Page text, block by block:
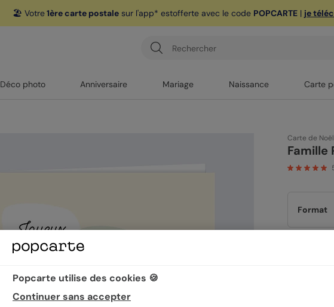
🏖️ Votre1ère carte postalesur l'app* estofferte avec le code POPCARTE| je
Déco photo Anniversaire Mariage Naissance Carte
Carte de Noël
Famille
Format
Popcarte utilise des cookies 🍪
Continuer sans accepter